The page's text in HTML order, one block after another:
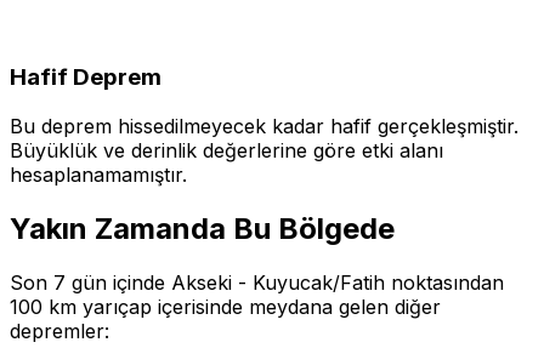
Hafif Deprem
Bu deprem hissedilmeyecek kadar hafif gerçekleşmiştir.
Büyüklük ve derinlik değerlerine göre etki alanı
hesaplanamamıştır.
Yakın Zamanda Bu Bölgede
Son 7 gün içinde Akseki - Kuyucak/Fatih noktasından
100 km yarıçap içerisinde meydana gelen diğer
depremler: